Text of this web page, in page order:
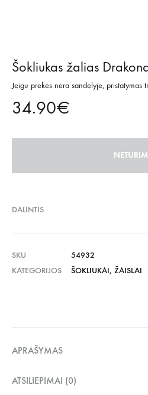
Šokliukas žalias
Jeigu prekės nėra sandėlyje,
34.90€
DALINTIS
SKU
54932
KATEGORIJOS
ŠOKLIUKAI, ŽAISLAI
APRAŠYMAS
ATSILIEPIMAI (0)